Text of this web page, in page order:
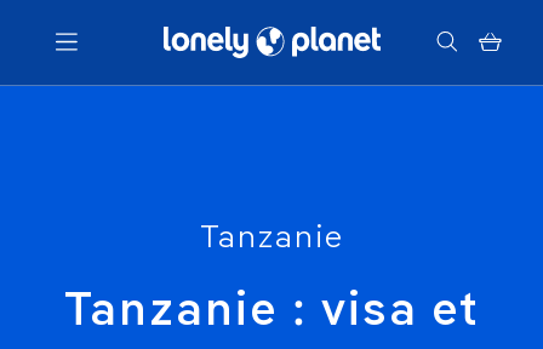
Menu
Tanzanie
Tanzanie : visa et